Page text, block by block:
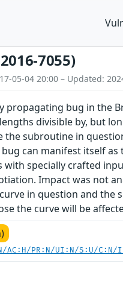
7055)
05-04 20:00 – Updated:
propagating bug in the
divisible by, but
the subroutine in
can manifest itself
with specially crafted
Impact was not
in question and the
the curve will be
AC:H/PR:N/UI:N/S:U/C:N/